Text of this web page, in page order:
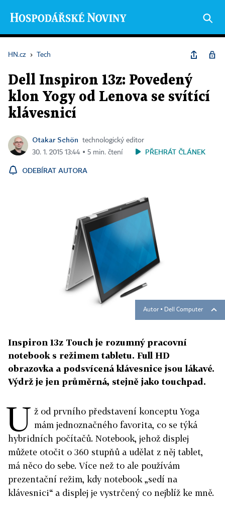
HN.cz › Tech
Dell Inspiron 13z: Povedený
klon Yogy od Lenova se svítící
klávesnicí
Otakar Schön
technologický editor
30. 1. 2015 13:44 ▪ 5 min. čtení
PŘEHRÁT ČLÁNEK
ODEBÍRAT AUTORA
Autor ▪ Dell Computer
Inspiron 13z Touch je rozumný pracovní
notebook s režimem tabletu. Full HD
obrazovka a podsvícená klávesnice jsou lákavé.
Výdrž je jen průměrná, stejně jako touchpad.
U ž od prvního představení konceptu Yoga
mám jednoznačného favorita, co se týká
hybridních počítačů. Notebook, jehož displej
můžete otočit o 360 stupňů a udělat z něj tablet,
má něco do sebe. Více než to ale používám
prezentační režim, kdy notebook „sedí na
klávesnici“ a displej je vystrčený co nejblíž ke mně.